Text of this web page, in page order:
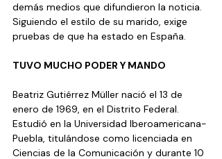
demás medios que difundieron la noticia.
Siguiendo el estilo de su marido, exige
pruebas de que ha estado en España.
TUVO MUCHO PODER Y MANDO
Beatriz Gutiérrez Müller nació el 13 de
enero de 1969, en el Distrito Federal.
Estudió en la Universidad Iberoamericana-
Puebla, titulándose como licenciada en
Ciencias de la Comunicación y durante 10